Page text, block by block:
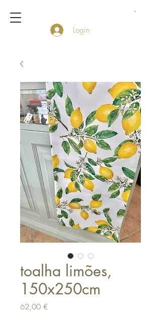
Login
toalha limões,
150x250cm
62,00 €Preço